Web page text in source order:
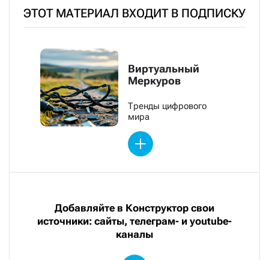
ЭТОТ МАТЕРИАЛ ВХОДИТ В ПОДПИСКУ
Виртуальный
Меркуров
Тренды цифрового
мира
Добавляйте в Конструктор свои
источники: сайты, телеграм- и youtube-
каналы